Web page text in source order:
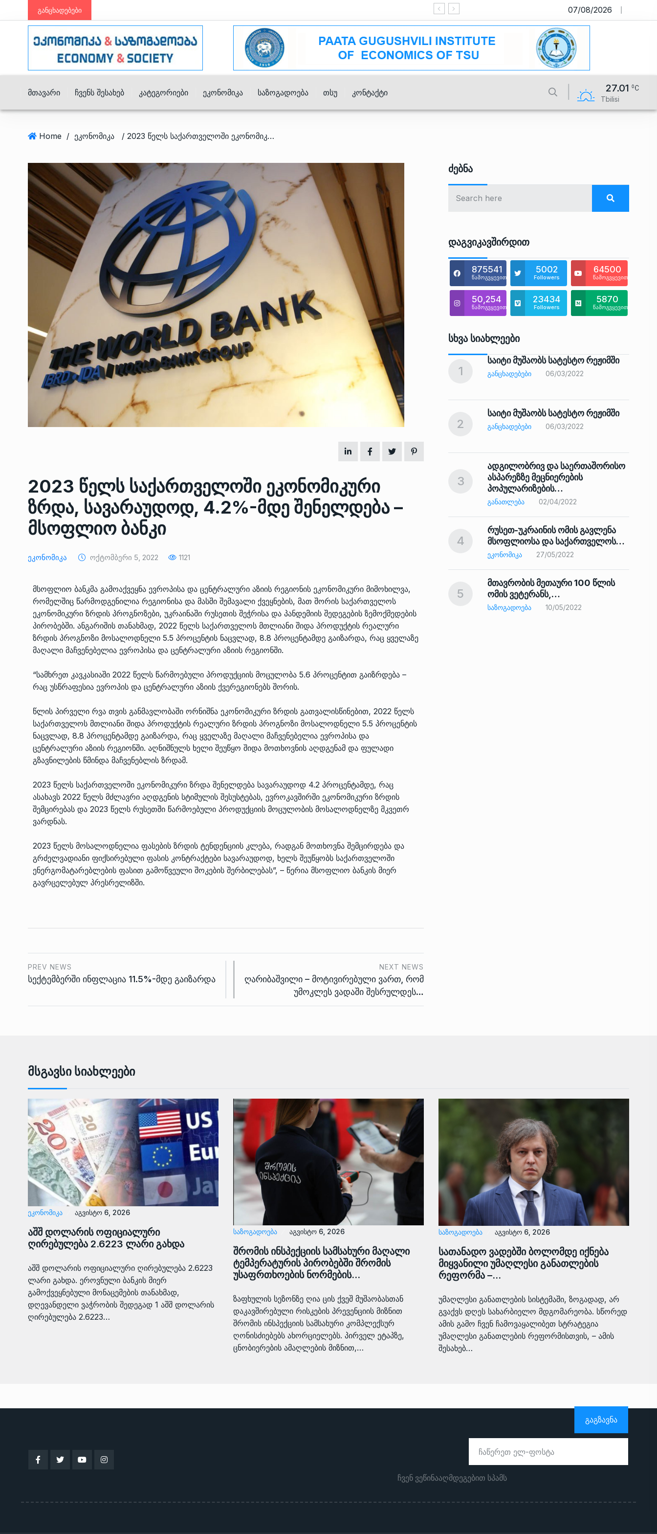
განცხადებები საიტი მუშაობს სატესტო რეჟიმში
07/08/2026
Მთავარი Ჩვენს Შესახებ Კატეგორიები Ეკონომიკა Საზოგადოება Თსუ Კონტაქტი 27.01
Tbilisi
Home / ეკონომიკა / 2023 წელს საქართველოში ეკონომიკური ზრდა, სავარაუდოდ, 4.2%-მდე შენელდება – მსოფლიო ბანკი
2023 წელს საქართველოში ეკონომიკური
ზრდა, სავარაუდოდ, 4.2%-მდე შენელდება –
მსოფლიო ბანკი
Ეკონომიკა Ოქტომბერი 5, 2022 1121
მსოფლიო ბანკმა გამოაქვეყნა ევროპისა და ცენტრალური აზიის რეგიონის ეკონომიკური მიმოხილვა,
რომელშიც წარმოდგენილია რეგიონისა და მასში შემავალი ქვეყნების, მათ შორის საქართველოს
ეკონომიკური ზრდის პროგნოზები, უკრაინაში რუსეთის შეჭრისა და პანდემიის შედეგების ზემოქმედების
პირობებში. ანგარიშის თანახმად, 2022 წელს საქართველოს მთლიანი შიდა პროდუქტის რეალური
ზრდის პროგნოზი მოსალოდნელი 5.5 პროცენტის ნაცვლად, 8.8 პროცენტამდე გაიზარდა, რაც ყველაზე
მაღალი მაჩვენებელია ევროპისა და ცენტრალური აზიის რეგიონში.
“სამხრეთ კავკასიაში 2022 წელს წარმოებული პროდუქციის მოცულობა 5.6 პროცენტით გაიზრდება –
რაც უსწრაფესია ევროპის და ცენტრალური აზიის ქვერეგიონებს შორის.
წლის პირველი რვა თვის განმავლობაში ორნიშნა ეკონომიკური ზრდის გათვალისწინებით, 2022 წელს
საქართველოს მთლიანი შიდა პროდუქტის რეალური ზრდის პროგნოზი მოსალოდნელი 5.5 პროცენტის
ნაცვლად, 8.8 პროცენტამდე გაიზარდა, რაც ყველაზე მაღალი მაჩვენებელია ევროპისა და
ცენტრალური აზიის რეგიონში. აღნიშნულს ხელი შეუწყო შიდა მოთხოვნის აღდგენამ და ფულადი
გზავნილების წმინდა მაჩვენებლის ზრდამ.
2023 წელს საქართველოში ეკონომიკური ზრდა შენელდება სავარაუდოდ 4.2 პროცენტამდე, რაც
ასახავს 2022 წელს მძლავრი აღდგენის სტიმულის შესუსტებას, ევროკავშირში ეკონომიკური ზრდის
შემცირებას და 2023 წელს რუსეთში წარმოებული პროდუქციის მოცულობის მოსალოდნელზე მკვეთრ
ვარდნას.
2023 წელს მოსალოდნელია ფასების ზრდის ტენდენციის კლება, რადგან მოთხოვნა შემცირდება და
გრძელვადიანი ფიქსირებული ფასის კონტრაქტები სავარაუდოდ, ხელს შეუწყობს საქართველოში
ენერგომატარებლების ფასით გამოწვეული შოკების შერბილებას”, – წერია მსოფლიო ბანკის მიერ
გავრცელებულ პრესრელიზში.
PREV NEWS
სექტემბერში ინფლაცია 11.5%-მდე გაიზარდა
NEXT NEWS
ღარიბაშვილი – მოტივირებული ვართ, რომ
უმოკლეს ვადაში შესრულდეს…
Ძებნა
Დაგვიკავშირდით
875541
წამოგვყევით
5002
Followers
64500
წამოგვყევით
50,254
წამოგვყევით
23434
Followers
5870
წამოგვყევით
Სხვა Სიახლეები
6
ოთარ შამუგია ბაქოში გამართულ
მინისტერიალზე სიტყვით…
ᲔᲙᲝᲜᲝᲛᲘᲙᲐ
7
გოგიტა თოდრაძე საქართველოს
სტატისტიკის ეროვნული
8
საქართველოს რკინიგზის
გენერალურმა დირექტორმა შუა
დერეფნის…
ᲔᲙᲝᲜᲝᲛᲘᲙᲐ 11/05/2022
9
თბილისის ზაქარია ფალიაშვილის
სახელობის ოპერისა და
ბალეტის…
10
თბილისის ზაქარია ფალიაშვილის
სახელობის ოპერისა და
ბალეტის…
ᲙᲣᲚᲢᲣᲠᲐ 13/05/2022
11
ზურაბ აზარაშვილი:
„სოციალურად დაუცველთა
დასაქმების პროგრამაში,…
13/05/2022
აბაშის მუნიციპალიტეტი
13
მარაგი დღეისათვის გვაქვს
საკმარისზე მეტი, თუმცა…
ᲔᲙᲝᲜᲝᲛᲘᲙᲐ 13/05/2022
15
პრემიერ-მინისტრმა ირაკლი
ღარიბაშვილმა ახლად
რეაბილიტირებული ოზურგეთის…
ᲒᲐᲜᲐᲗᲚᲔᲑᲐ 15/05/2022
1
საიტი მუშაობს სატესტო რეჟიმში
ᲒᲐᲜᲪᲮᲐᲓᲔᲑᲔᲑᲘ 06/03/2022
2
საიტი მუშაობს სატესტო რეჟიმში
ᲒᲐᲜᲪᲮᲐᲓᲔᲑᲔᲑᲘ 06/03/2022
3
ადგილობრივ და საერთაშორისო
ასპარეზზე მეცნიერების
პოპულარიზების…
ᲒᲐᲜᲐᲗᲚᲔᲑᲐ 02/04/2022
4
რუსეთ-უკრაინის ომის გავლენა
მსოფლიოსა და საქართველოს…
ᲔᲙᲝᲜᲝᲛᲘᲙᲐ 27/05/2022
5
მთავრობის მეთაური 100 წლის
ომის ვეტერანს,…
ᲡᲐᲖᲝᲒᲐᲓᲝᲔᲑᲐ 10/05/2022
Მსგავსი Სიახლეები
ᲔᲙᲝᲜᲝᲛᲘᲙᲐ აგვისტო 6, 2026
აშშ დოლარის ოფიციალური
ღირებულება 2.6223 ლარი გახდა
აშშ დოლარის ოფიციალური ღირებულება 2.6223
ლარი გახდა. ეროვნული ბანკის მიერ
გამოქვეყნებული მონაცემების თანახმად,
დღევანდელი ვაჭრობის შედეგად 1 აშშ დოლარის
ღირებულება 2.6223…
ᲡᲐᲖᲝᲒᲐᲓᲝᲔᲑᲐ აგვისტო 6, 2026
შრომის ინსპექციის სამსახური მაღალი
ტემპერატურის პირობებში შრომის
უსაფრთხოების ნორმების…
ზაფხულის სეზონზე ღია ცის ქვეშ მუშაობასთან
დაკავშირებული რისკების პრევენციის მიზნით
შრომის ინსპექციის სამსახური კომპლექსურ
ღონისძიებებს ახორციელებს. პირველ ეტაპზე,
ცნობიერების ამაღლების მიზნით,…
ᲡᲐᲖᲝᲒᲐᲓᲝᲔᲑᲐ აგვისტო 6, 2026
სათანადო ვადებში ბოლომდე იქნება
მიყვანილი უმაღლესი განათლების
რეფორმა –…
უმაღლესი განათლების სისტემაში, ზოგადად, არ
გვაქვს დღეს სახარბიელო მდგომარეობა. სწორედ
ამის გამო ჩვენ ჩამოვაყალიბეთ სტრატეგია
უმაღლესი განათლების რეფორმისთვის, – ამის
შესახებ…
ᲒᲐᲒᲖᲐᲕᲜᲐ
ჩვენ ვეწინააღმდეგებით სპამს